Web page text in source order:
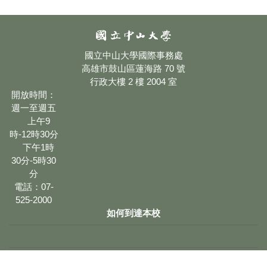
國立中山大學國際事務處
高雄市鼓山區蓮海路 70 號
行政大樓 2 樓 2004 室
開放時間：
週一至週五
上午9
時-12時30分
下午1時
30分-5時30
分
電話：07-
525-2000
如何到達本校